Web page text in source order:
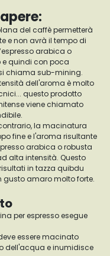
del caffè permetterà
e non avrà il tempo di
arabica o
quindi con poca
chiama sub-mining.
dell'aroma è molto
questo prodotto
viene chiamato
la macinatura
fine e l'aroma risultante
arabica o robusta
alta intensità. Questo
in tazza quibdu
amaro molto forte.
per espresso esegue
essere macinato
dell'acqua e inumidisce